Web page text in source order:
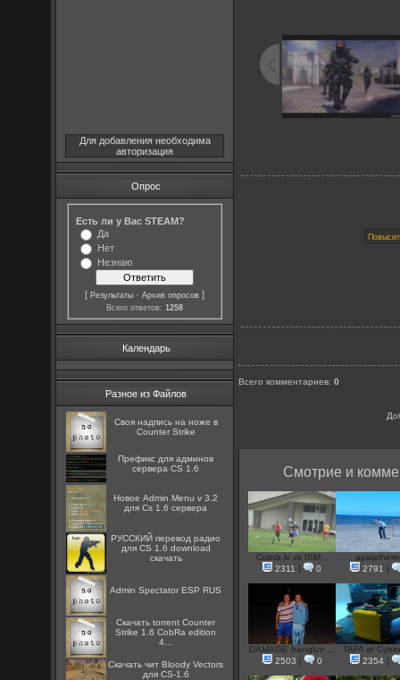
Для добавления необходима
авторизация
Опрос
Есть ли у Вас STEAM?
Да
Нет
Незнаю
[Результаты ·Архив опросов ]
Всего ответов:1258
Календарь
Разное из Файлов
Cвоя надпись на ноже в
Counter Strike
Префикс для админов
сервера CS 1.6
Новое Admin Menu v 3.2
для Cs 1.6 сервера
РУССКИЙ перевод радио
для CS 1.6 download
скачать
Admin Spectator ESP RUS
Скачать torrent Counter
Strike 1.6 CobRa edition
4...
Скачать чит Bloody Vectors
для CS-1.6
Всего комментариев:0
Смотрие и
Cobra.lv vs ISM...
2311
| 0
2791
DAMAGE bangluv ...
2503
0
TAFA at
2354|